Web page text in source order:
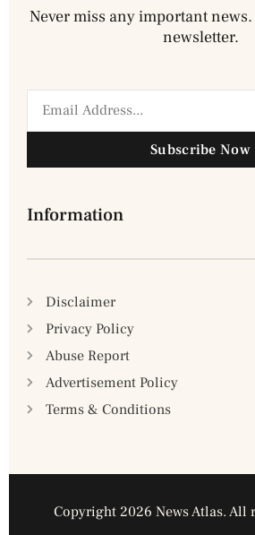
Never miss any important
newsletter.
Subscribe Now
Information
Disclaimer
Privacy Policy
Abuse Report
Advertisement Policy
Terms & Conditions
Copyright 2026 News Atlas. All